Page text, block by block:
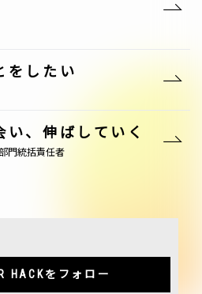
をしたい
い、伸ばしていく
門統括責任者
HACKをフォロー